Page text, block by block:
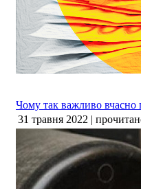
Чому так важливо вчасно
31 травня 2022 |